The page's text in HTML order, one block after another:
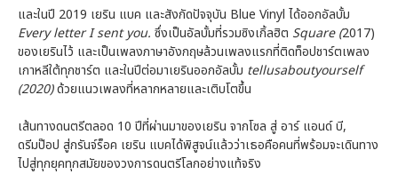
และในปี 2019 เยริน แบค และสังกัดปัจจุบัน Blue Vinyl ได้ออกอัลบั้ม
Every letter I sent you. ซึ่งเป็นอัลบั้มที่รวมซิงเกิ้ลฮิต Square (2017)
ของเยรินไว้ และเป็นเพลงภาษาอังกฤษล้วนเพลงแรกที่ติดท็อปชาร์ตเพลง
เกาหลีใต้ทุกชาร์ต และในปีต่อมาเยรินออกอัลบั้ม tellusaboutyourself
(2020)ด้วยแนวเพลงที่หลากหลายและเติบโตขึ้น
เส้นทางดนตรีตลอด 10 ปีที่ผ่านมาของเยริน จากโซล สู่ อาร์ แอนด์ บี,
ดรีมป๊อป สู่กรันจ์ร็อค เยริน แบคได้พิสูจน์แล้วว่าเธอคือคนที่พร้อมจะเดินทาง
ไปสู่ทุกยุคทุกสมัยของวงการดนตรีโลกอย่างแท้จริง